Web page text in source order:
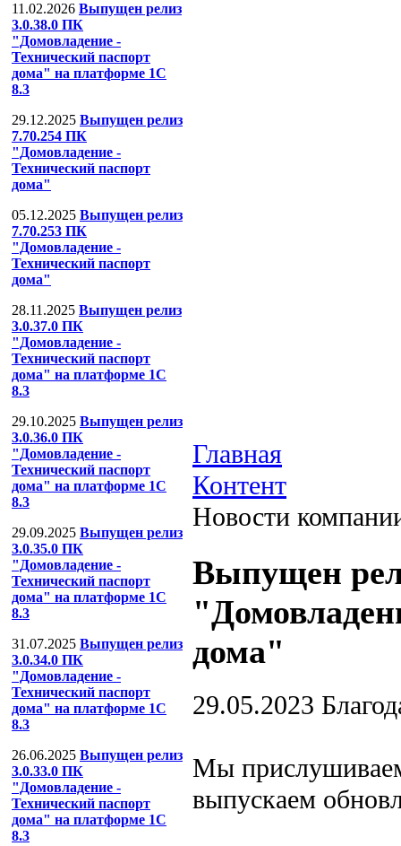
11.02.2026 Выпущен релиз
3.0.38.0 ПК
"Домовладение -
Технический паспорт
дома" на платформе 1С
8.3
29.12.2025 Выпущен релиз
7.70.254 ПК
"Домовладение -
Технический паспорт
дома"
05.12.2025 Выпущен релиз
7.70.253 ПК
"Домовладение -
Технический паспорт
дома"
28.11.2025 Выпущен релиз
3.0.37.0 ПК
"Домовладение -
Технический паспорт
дома" на платформе 1С
8.3
29.10.2025 Выпущен релиз
3.0.36.0 ПК
"Домовладение -
Технический паспорт
дома" на платформе 1С
8.3
29.09.2025 Выпущен релиз
3.0.35.0 ПК
"Домовладение -
Технический паспорт
дома" на платформе 1С
8.3
31.07.2025 Выпущен релиз
3.0.34.0 ПК
"Домовладение -
Технический паспорт
дома" на платформе 1С
8.3
26.06.2025 Выпущен релиз
3.0.33.0 ПК
"Домовладение -
Технический паспорт
дома" на платформе 1С
8.3
Главная
Контент
Новости
Выпущен
дома"
29.05.2023
Мы
выпускаем